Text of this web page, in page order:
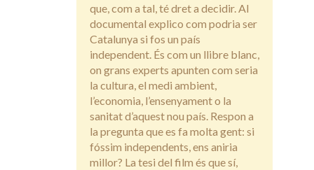
que, com a tal, té dret a decidir. Al
documental explico com podria ser
Catalunya si fos un país
independent. És com un llibre blanc,
on grans experts apunten com seria
la cultura, el medi ambient,
l’economia, l’ensenyament o la
sanitat d’aquest nou país. Respon a
la pregunta que es fa molta gent: si
fóssim independents, ens aniria
millor? La tesi del film és que sí,